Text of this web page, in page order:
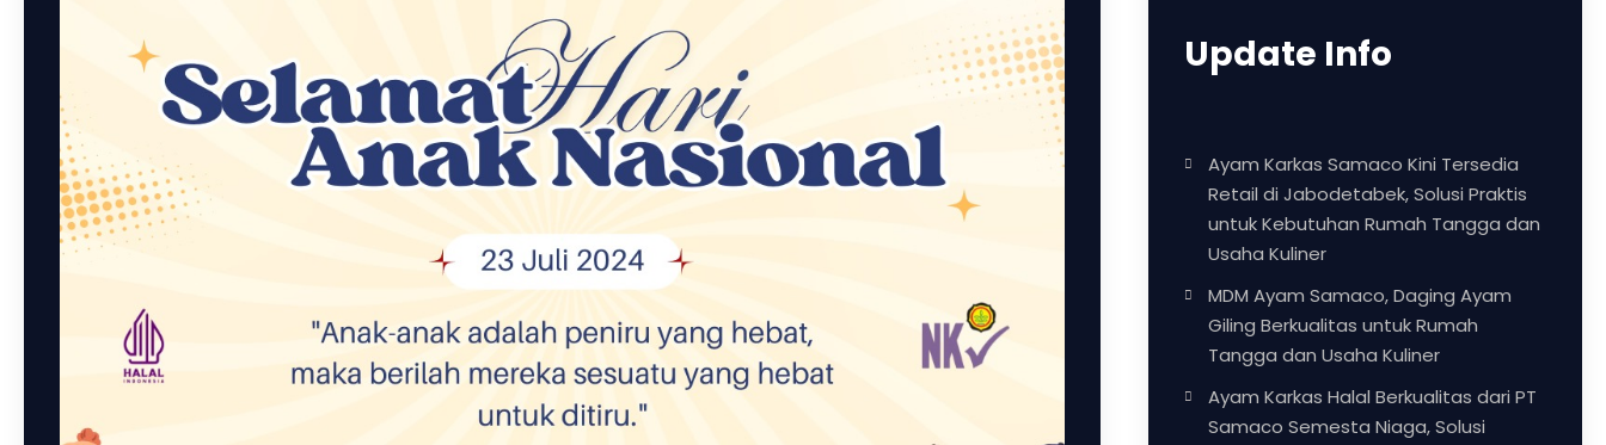
Update Info
Ayam Karkas Samaco Kini Tersedia
Retail di Jabodetabek, Solusi Praktis
untuk Kebutuhan Rumah Tangga dan
Usaha Kuliner
MDM Ayam Samaco, Daging Ayam
Giling Berkualitas untuk Rumah
Tangga dan Usaha Kuliner
Ayam Karkas Halal Berkualitas dari PT
Samaco Semesta Niaga, Solusi